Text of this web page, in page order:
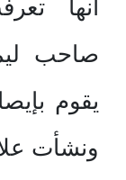
أنها
صاحب
يقوم
ونشأت